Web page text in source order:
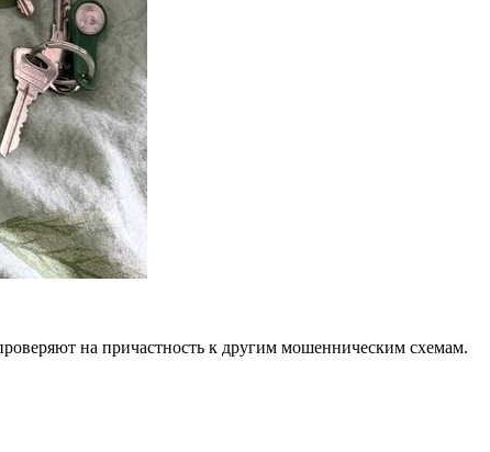
на причастность к другим мошенническим схемам.